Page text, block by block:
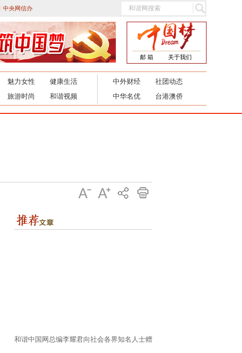
中央网信办
邮 箱 关于我们
魅力女性
健康生活
旅游时尚 和谐视频
中外财经
社团动态
中华名优
台港澳侨
和谐中国网总编李耀君向社会各界知名人士赠